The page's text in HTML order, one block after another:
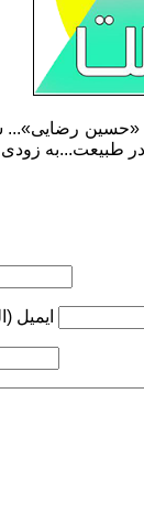
«حسین
ایمیل